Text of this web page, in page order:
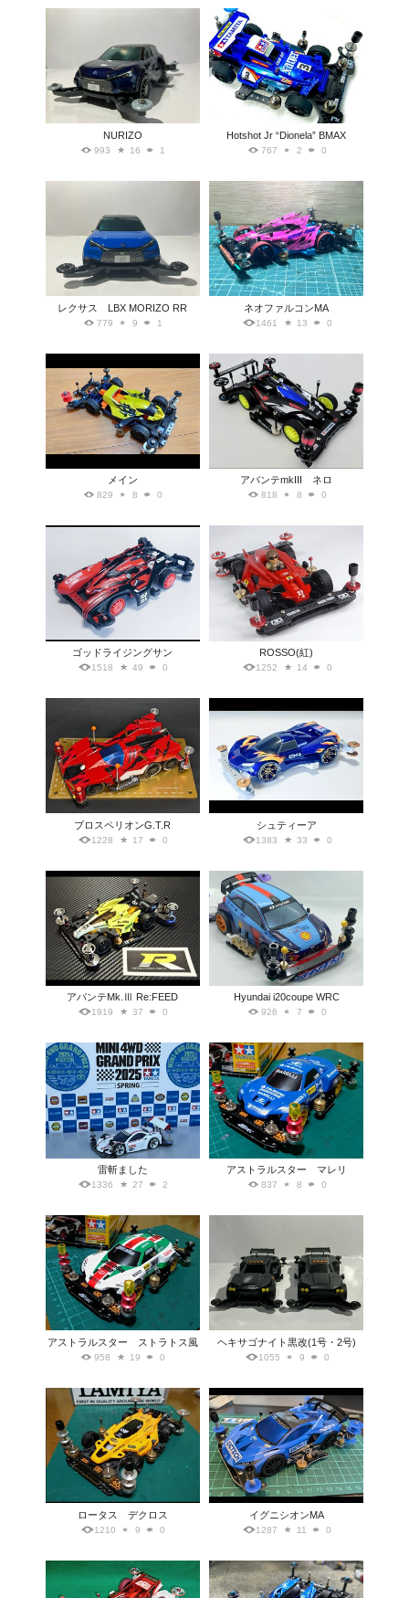
NURIZO
993 16 1
Hotshot Jr “Dionela” BMAX
767 2 0
レクサス LBX MORIZO RR
779 9 1
ネオファルコンMA
1461 13 0
メイン
829 8 0
アバンテmkIII ネロ
818 8 0
ゴッドライジングサン
1518 49 0
ROSSO(紅)
1252 14 0
ブロスペリオンG.T.R
1228 17 0
シュティーア
1383 33 0
アバンテMk.Ⅲ Re:FEED
1919 37 0
Hyundai i20coupe WRC
926 7 0
雷斬ました
1336 27 2
アストラルスター マレリ
837 8 0
アストラルスター ストラトス風
958 19 0
ヘキサゴナイト黒改(1号・2号)
1055 9 0
ロータス デクロス
1210 9 0
イグニシオンMA
1287 11 0